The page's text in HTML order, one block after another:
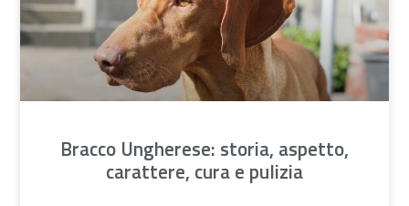
Bracco Ungherese: storia, aspetto,
carattere, cura e pulizia